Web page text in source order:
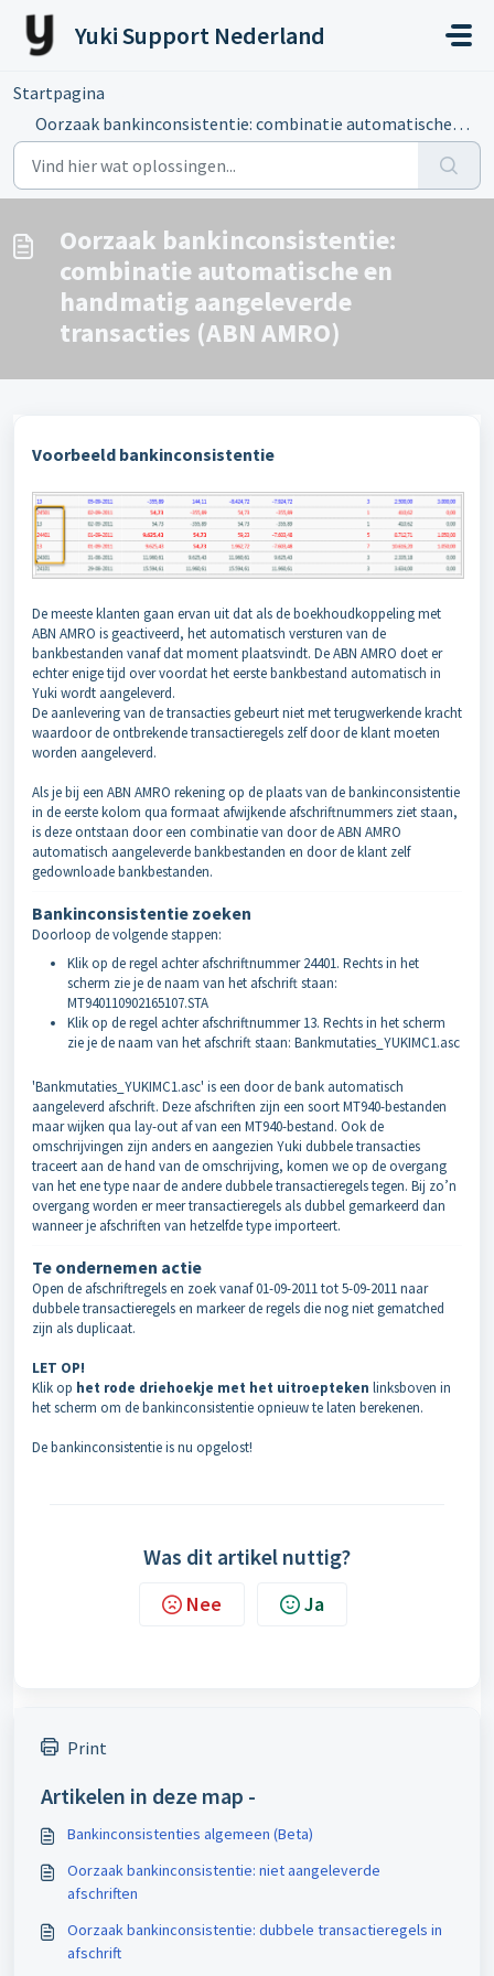
Doorgaan naar hoofdinhoud
Yuki Support Nederland
Startpagina
Oorzaak bankinconsistentie: combinatie automatische en ha...
Oorzaak bankinconsistentie:
combinatie automatische en
handmatig aangeleverde
transacties (ABN AMRO)
Voorbeeld bankinconsistentie
De meeste klanten gaan ervan uit dat als de boekhoudkoppeling met
ABN AMRO is geactiveerd, het automatisch versturen van de
bankbestanden vanaf dat moment plaatsvindt. De ABN AMRO doet er
echter enige tijd over voordat het eerste bankbestand automatisch in
Yuki wordt aangeleverd.
De aanlevering van de transacties gebeurt niet met terugwerkende kracht
waardoor de ontbrekende transactieregels zelf door de klant moeten
worden aangeleverd.
Als je bij een ABN AMRO rekening op de plaats van de bankinconsistentie
in de eerste kolom qua formaat afwijkende afschriftnummers ziet staan,
is deze ontstaan door een combinatie van door de ABN AMRO
automatisch aangeleverde bankbestanden en door de klant zelf
gedownloade bankbestanden.
Bankinconsistentie zoeken
Doorloop de volgende stappen:
Klik op de regel achter afschriftnummer 24401. Rechts in het
scherm zie je de naam van het afschrift staan:
MT940110902165107.STA
Klik op de regel achter afschriftnummer 13. Rechts in het scherm
zie je de naam van het afschrift staan: Bankmutaties_YUKIMC1.asc
'Bankmutaties_YUKIMC1.asc' is een door de bank automatisch
aangeleverd afschrift. Deze afschriften zijn een soort MT940-bestanden
maar wijken qua lay-out af van een MT940-bestand. Ook de
omschrijvingen zijn anders en aangezien Yuki dubbele transacties
traceert aan de hand van de omschrijving, komen we op de overgang
van het ene type naar de andere dubbele transactieregels tegen. Bij zo’n
overgang worden er meer transactieregels als dubbel gemarkeerd dan
wanneer je afschriften van hetzelfde type importeert.
Te ondernemen actie
Open de afschriftregels en zoek vanaf 01-09-2011 tot 5-09-2011 naar
dubbele transactieregels en markeer de regels die nog niet gematched
zijn als duplicaat.
LET OP!
Klik op het rode driehoekje met het uitroepteken linksboven in
het scherm om de bankinconsistentie opnieuw te laten berekenen.
De bankinconsistentie is nu opgelost!
Was dit artikel nuttig?
Nee Ja
Print
Artikelen in deze map -
Bankinconsistenties algemeen (Beta)
Oorzaak bankinconsistentie: niet aangeleverde
afschriften
Oorzaak bankinconsistentie: dubbele transactieregels in
afschrift